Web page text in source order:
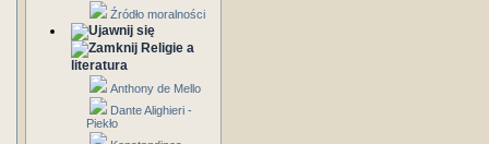
Źródło moralności
Religie a
literatura
Anthony de Mello
Dante Alighieri -
Piekło